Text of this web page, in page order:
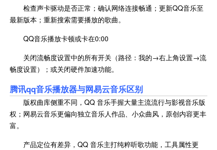
检查声卡驱动是否正常；确认网络连接畅通；更新QQ音乐至
最新版本；重新搜索需要播放的歌曲。
QQ音乐播放卡顿或卡在0:00
关闭流畅度设置中的所有开关（路径：我的→右上角设置→流
畅度设置）；或关闭硬件加速功能。
腾讯qq音乐播放器与网易云音乐区别
版权曲库侧重不同，QQ 音乐手握大量主流流行与影视音乐版
权；网易云音乐更偏向独立音乐人作品、小众曲风，原创内容更丰
富。
产品定位有差异，QQ 音乐主打纯粹听歌功能，工具属性更